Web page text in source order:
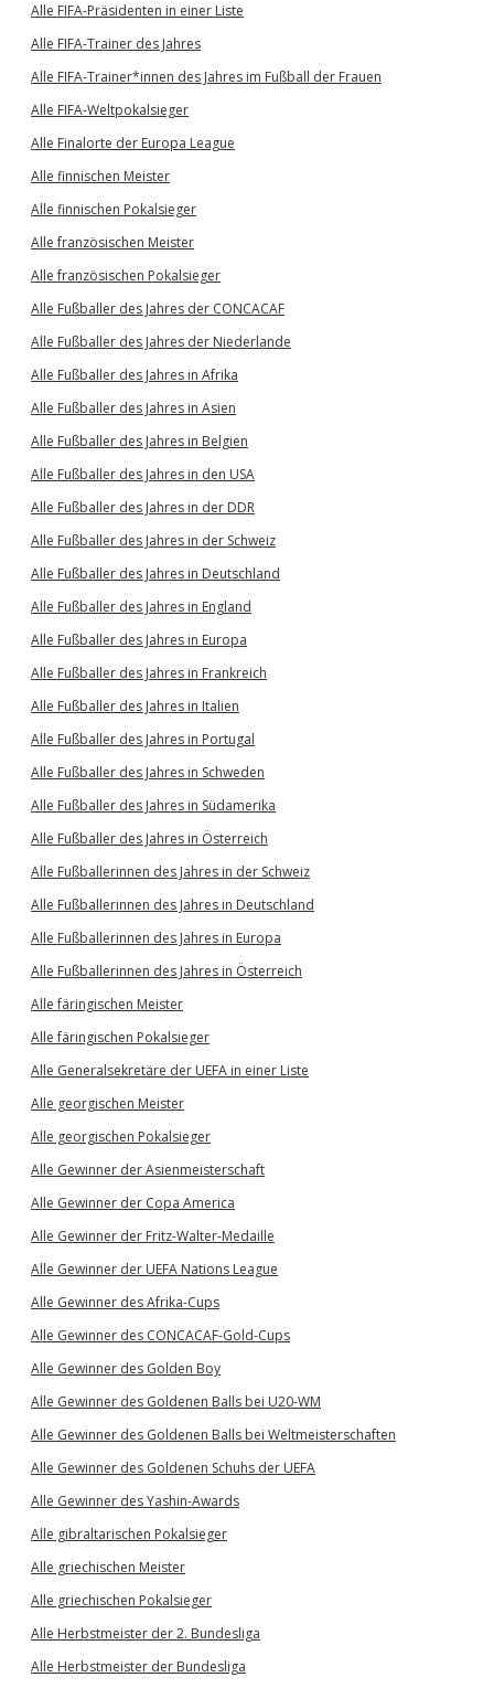
Alle FIFA-Präsidenten in einer Liste
Alle FIFA-Trainer des Jahres
Alle FIFA-Trainer*innen des Jahres im Fußball der Frauen
Alle FIFA-Weltpokalsieger
Alle Finalorte der Europa League
Alle finnischen Meister
Alle finnischen Pokalsieger
Alle französischen Meister
Alle französischen Pokalsieger
Alle Fußballer des Jahres der CONCACAF
Alle Fußballer des Jahres der Niederlande
Alle Fußballer des Jahres in Afrika
Alle Fußballer des Jahres in Asien
Alle Fußballer des Jahres in Belgien
Alle Fußballer des Jahres in den USA
Alle Fußballer des Jahres in der DDR
Alle Fußballer des Jahres in der Schweiz
Alle Fußballer des Jahres in Deutschland
Alle Fußballer des Jahres in England
Alle Fußballer des Jahres in Europa
Alle Fußballer des Jahres in Frankreich
Alle Fußballer des Jahres in Italien
Alle Fußballer des Jahres in Portugal
Alle Fußballer des Jahres in Schweden
Alle Fußballer des Jahres in Südamerika
Alle Fußballer des Jahres in Österreich
Alle Fußballerinnen des Jahres in der Schweiz
Alle Fußballerinnen des Jahres in Deutschland
Alle Fußballerinnen des Jahres in Europa
Alle Fußballerinnen des Jahres in Österreich
Alle färingischen Meister
Alle färingischen Pokalsieger
Alle Generalsekretäre der UEFA in einer Liste
Alle georgischen Meister
Alle georgischen Pokalsieger
Alle Gewinner der Asienmeisterschaft
Alle Gewinner der Copa America
Alle Gewinner der Fritz-Walter-Medaille
Alle Gewinner der UEFA Nations League
Alle Gewinner des Afrika-Cups
Alle Gewinner des CONCACAF-Gold-Cups
Alle Gewinner des Golden Boy
Alle Gewinner des Goldenen Balls bei U20-WM
Alle Gewinner des Goldenen Balls bei Weltmeisterschaften
Alle Gewinner des Goldenen Schuhs der UEFA
Alle Gewinner des Yashin-Awards
Alle gibraltarischen Pokalsieger
Alle griechischen Meister
Alle griechischen Pokalsieger
Alle Herbstmeister der 2. Bundesliga
Alle Herbstmeister der Bundesliga